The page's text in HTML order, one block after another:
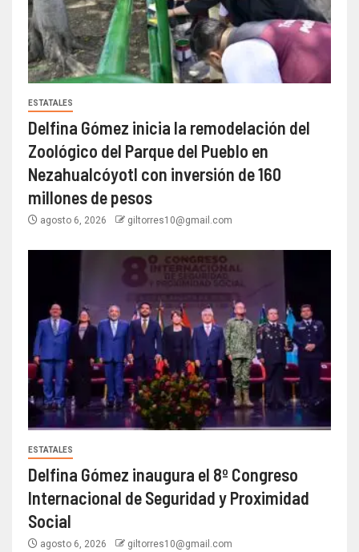
ESTATALES
Delfina Gómez inicia la remodelación del
Zoológico del Parque del Pueblo en
Nezahualcóyotl con inversión de 160
millones de pesos
agosto 6, 2026 giltorres10@gmail.com
ESTATALES
Delfina Gómez inaugura el 8º Congreso
Internacional de Seguridad y Proximidad
Social
agosto 6, 2026 giltorres10@gmail.com